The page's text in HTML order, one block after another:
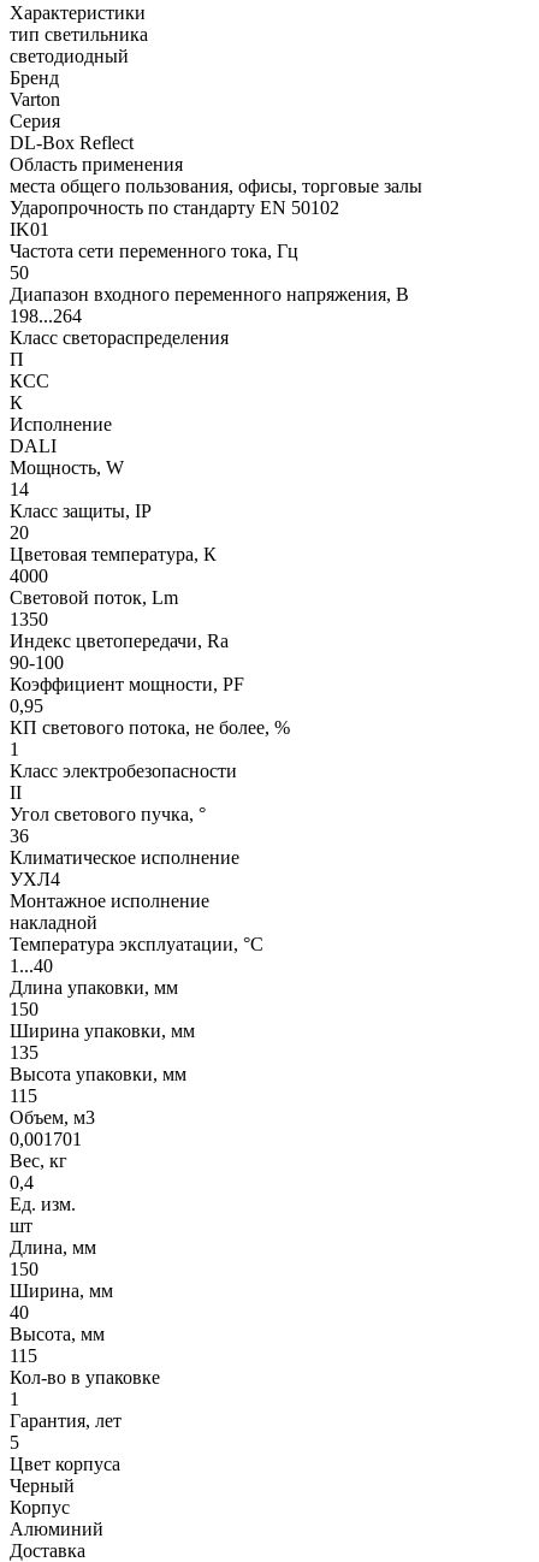
Характеристики
тип светильника
светодиодный
Бренд
Varton
Серия
DL-Box Reflect
Область применения
места общего пользования, офисы, торговые залы
Ударопрочность по стандарту EN 50102
IK01
Частота сети переменного тока, Гц
50
Диапазон входного переменного напряжения, В
198...264
Класс светораспределения
П
КСС
К
Исполнение
DALI
Мощность, W
14
Класс защиты, IP
20
Цветовая температура, К
4000
Световой поток, Lm
1350
Индекс цветопередачи, Ra
90-100
Коэффициент мощности, PF
0,95
КП светового потока, не более, %
1
Класс электробезопасности
II
Угол светового пучка, °
36
Климатическое исполнение
УХЛ4
Монтажное исполнение
накладной
Температура эксплуатации, °С
1...40
Длина упаковки, мм
150
Ширина упаковки, мм
135
Высота упаковки, мм
115
Объем, м3
0,001701
Вес, кг
0,4
Ед. изм.
шт
Длина, мм
150
Ширина, мм
40
Высота, мм
115
Кол-во в упаковке
1
Гарантия, лет
5
Цвет корпуса
Черный
Корпус
Алюминий
Доставка